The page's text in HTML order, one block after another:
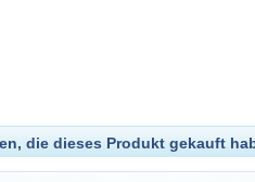
die dieses Produkt gekauft